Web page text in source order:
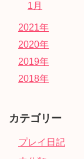
1月
2021年
2020年
2019年
2018年
カテゴリー
プレイ日記